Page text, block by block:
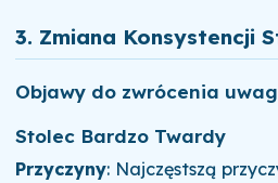
3. Zmiana Konsystencji
Objawy do zwrócenia
Stolec Bardzo Twardy
Przyczyny: Najczęstszą